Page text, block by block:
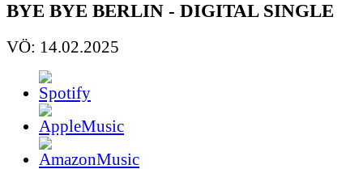
BYE BYE BERLIN - DIGITAL SINGLE
VÖ: 14.02.2025